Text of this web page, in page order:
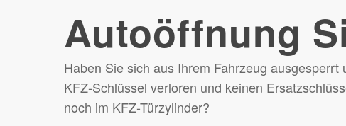
Autoöffnung
Haben Sie sich aus Ihrem Fahrzeug
KFZ-Schlüssel verloren und keinen
noch im KFZ-Türzylinder?